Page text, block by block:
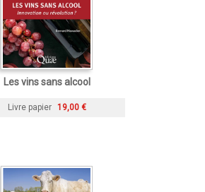
Les vins sans alcool
Livre papier 19,00 €